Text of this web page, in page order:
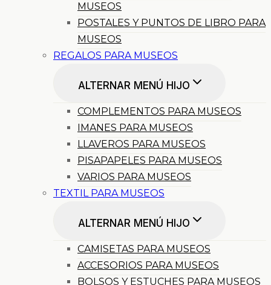
MUSEOS
POSTALES Y PUNTOS DE LIBRO PARA
MUSEOS
REGALOS PARA MUSEOS
ALTERNAR MENÚ HIJO
COMPLEMENTOS PARA MUSEOS
IMANES PARA MUSEOS
LLAVEROS PARA MUSEOS
PISAPAPELES PARA MUSEOS
VARIOS PARA MUSEOS
TEXTIL PARA MUSEOS
ALTERNAR MENÚ HIJO
CAMISETAS PARA MUSEOS
ACCESORIOS PARA MUSEOS
BOLSOS Y ESTUCHES PARA MUSEOS